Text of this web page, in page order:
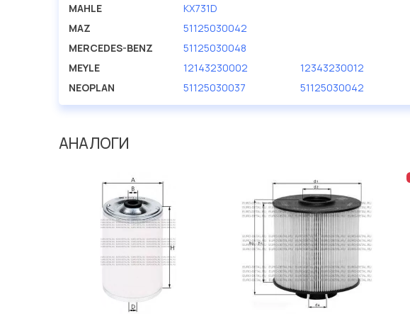
MAHLE
KX731D
MAZ
51125030042
MERCEDES-BENZ
51125030048
MEYLE
12143230002
12343230012
NEOPLAN
51125030037 51125030042
АНАЛОГИ